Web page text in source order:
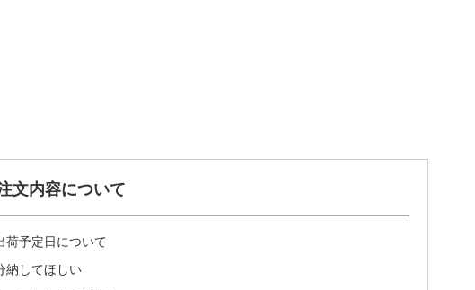
文内容について
荷予定日について
納してほしい